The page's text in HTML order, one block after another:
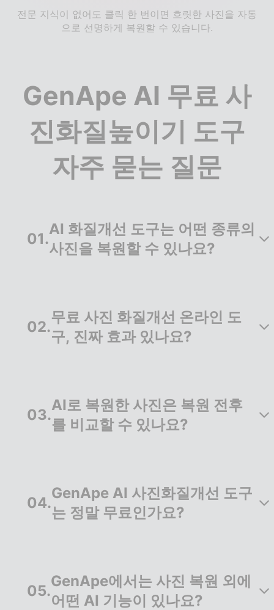
전문 지식이 없어도 클릭 한 번이면 흐릿한 사진을 자동
으로 선명하게 복원할 수 있습니다.
GenApe AI 무료 사
진화질높이기 도구
자주 묻는 질문
01.
AI 화질개선 도구는 어떤 종류의
사진을 복원할 수 있나요?
이 많은 동적 사진, 저해상도 이미지까지 다양하게
복원할 수 있습니다. 누구나 온라인에서 무료로 사
진화질높이기를 체험할 수 있어요.
02.
무료 사진 화질개선 온라인 도
구, 진짜 효과 있나요?
확히 인식하고 복원합니다. 사용자는 클릭 한 번으
로 선명한 이미지를 얻을 수 있어 매우 실용적입니
03.
AI로 복원한 사진은 복원 전후
를 비교할 수 있나요?
질 차이를 즉시 확인할 수 있습니다.
04.
GenApe AI 사진화질개선 도구
는 정말 무료인가요?
성 등 다양한 기능을 무료로 체험할 수 있습니다.
05.
GenApe에서는 사진 복원 외에
어떤 AI 기능이 있나요?